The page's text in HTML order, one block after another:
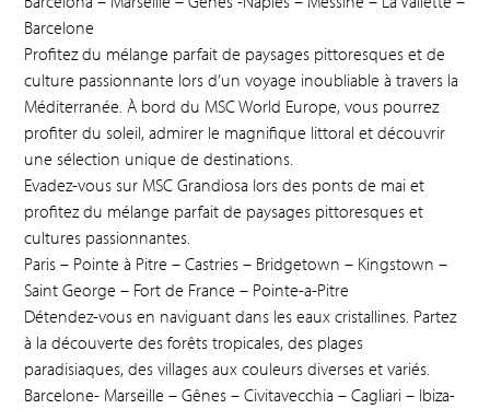
Barcelone
Profitez du mélange parfait de paysages pittoresques et de
culture passionnante lors d’un voyage inoubliable à travers la
Méditerranée. À bord du MSC World Europe, vous pourrez
profiter du soleil, admirer le magnifique littoral et découvrir
une sélection unique de destinations.
Evadez-vous sur MSC Grandiosa lors des ponts de mai et
profitez du mélange parfait de paysages pittoresques et
cultures passionnantes.
Paris – Pointe à Pitre – Castries – Bridgetown – Kingstown –
Saint George – Fort de France – Pointe-a-Pitre
Détendez-vous en naviguant dans les eaux cristallines. Partez
à la découverte des forêts tropicales, des plages
paradisiaques, des villages aux couleurs diverses et variés.
Barcelone- Marseille – Gênes – Civitavecchia – Cagliari – Ibiza-